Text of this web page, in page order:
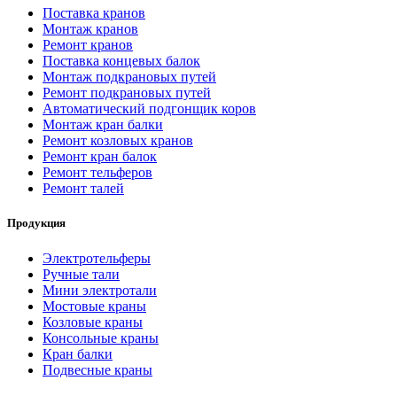
Поставка кранов
Монтаж кранов
Ремонт кранов
Поставка концевых балок
Монтаж подкрановых путей
Ремонт подкрановых путей
Автоматический подгонщик коров
Монтаж кран балки
Ремонт козловых кранов
Ремонт кран балок
Ремонт тельферов
Ремонт талей
Продукция
Электротельферы
Ручные тали
Мини электротали
Мостовые краны
Козловые краны
Консольные краны
Кран балки
Подвесные краны